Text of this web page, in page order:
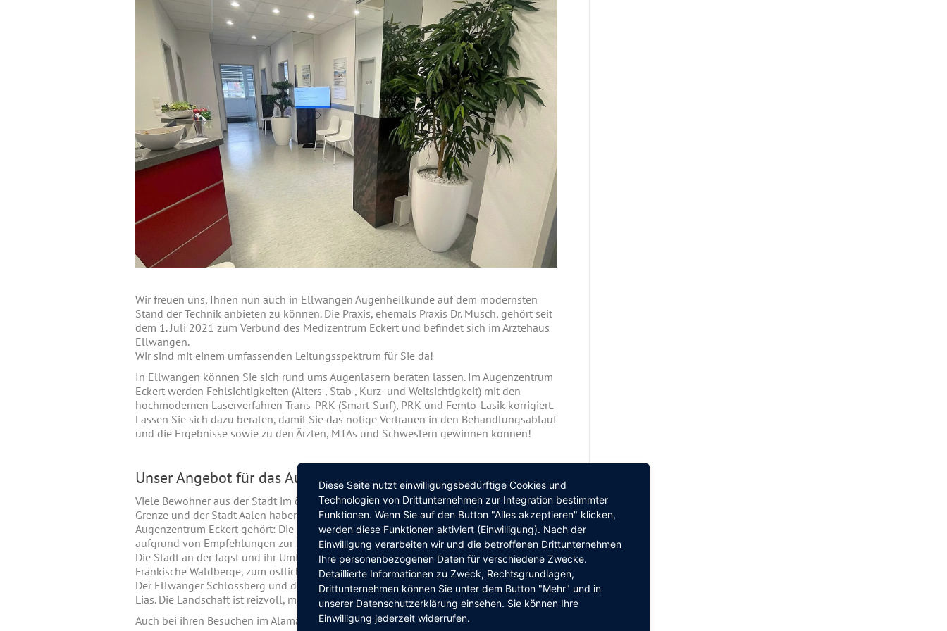
Wir freuen uns, Ihnen nun auch in Ellwangen Augenheilkunde auf dem modernsten
Stand der Technik anbieten zu können. Die Praxis, ehemals Praxis Dr. Musch, gehört seit
dem 1. Juli 2021 zum Verbund des Medizentrum Eckert und befindet sich im Ärztehaus
Ellwangen.
Wir sind mit einem umfassenden Leitungsspektrum für Sie da!
In Ellwangen können Sie sich rund ums Augenlasern beraten lassen. Im Augenzentrum
Eckert werden Fehlsichtigkeiten (Alters-, Stab-, Kurz- und Weitsichtigkeit) mit den
hochmodernen Laserverfahren Trans-PRK (Smart-Surf), PRK und Femto-Lasik korrigiert.
Lassen Sie sich dazu beraten, damit Sie das nötige Vertrauen in den Behandlungsablauf
und die Ergebnisse sowie zu den Ärzten, MTAs und Schwestern gewinnen können!
Unser Angebot für das Augenlasern
Viele Bewohner aus der Stadt im östlichen Baden-Württemberg unweit der bayerischen
Grenze und der Stadt Aalen haben schon von der Expertise der Augenärzte im
Augenzentrum Eckert gehört: Die meisten Patientinnen und Patienten kommen
aufgrund von Empfehlungen zur Behandlung.
Die Stadt an der Jagst und ihr Umfeld gehören in Teilen zum Gebiet Schwäbisch-
Fränkische Waldberge, zum östlichen Albvorland und zum Mittelfränkischen Becken.
Der Ellwanger Schlossberg und der Schönenberg erreichen noch die Hochflächen des
Lias. Die Landschaft ist reizvoll, man möchte sie mit klarem Blick sehen.
Auch bei ihren Besuchen im Alamannenmuseum, im Schlossmuseum mit seinen
Diese Seite nutzt einwilligungsbedürftige Cookies und
Technologien von Drittunternehmen zur Integration bestimmter
Funktionen. Wenn Sie auf den Button "Alles akzeptieren" klicken,
werden diese Funktionen aktiviert (Einwilligung). Nach der
Einwilligung verarbeiten wir und die betroffenen Drittunternehmen
Ihre personenbezogenen Daten für verschiedene Zwecke.
Detaillierte Informationen zu Zweck, Rechtsgrundlagen,
Drittunternehmen können Sie unter dem Button "Mehr" und in
unserer Datenschutzerklärung einsehen. Sie können Ihre
Einwilligung jederzeit widerrufen.